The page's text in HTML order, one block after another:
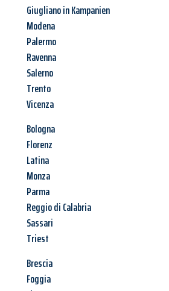
Giugliano in Kampanien
Modena
Palermo
Ravenna
Salerno
Trento
Vicenza
Bologna
Florenz
Latina
Monza
Parma
Reggio di Calabria
Sassari
Triest
Brescia
Foggia